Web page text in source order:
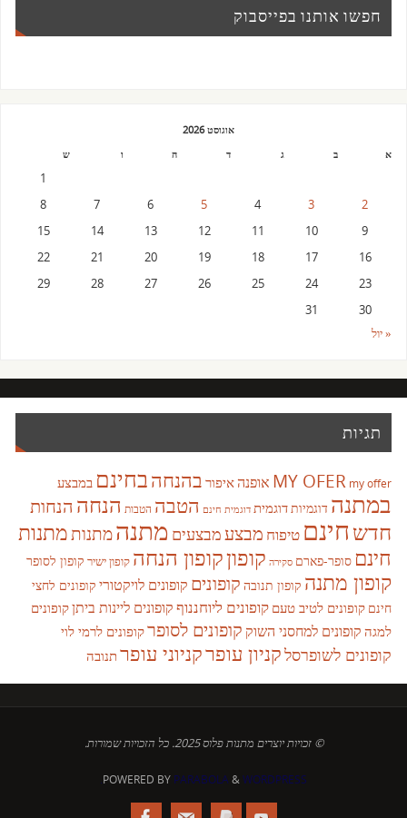
חפשו אותנו בפייסבוק
אוגוסט 2026
א
ב ג ד ה ו ש
1
2
3
4
5
6
7
8
9
10
11
12
13
14
15
16
17
18
19
20
21
22
23
24
25
26
27
28
29
30
31
« יול
תגיות
MY OFER my offer אופנהאיפור בהנחהבחינם במבצע
במתנה דוגמיותדוגמית דוגמית חינם הטבה הטבות הנחה הנחות
חדשחינם טיפוח מבצעמבצעים מתנהמתנותמתנות
חינם סופר-פארם סקירה קופוןקופון הנחה קופון ישיר קופון לסופר
קופון מתנה קופון תנובה קופונים קופונים לויקטורי קופונים לחצי
חינם קופונים לטיב טעם קופונים ליוחננוףקופונים ליינות ביתןקופונים
למגה קופונים למחסני השוק קופונים לסופרקופונים לרמי לוי
קופונים לשופרסלקניון עופרקניוני עופרתנובה
© זכויות יוצרים מתנות פלוס 2025. כל הזכויות שמורות.
POWERED BY PARABOLA&WORDPRESS.